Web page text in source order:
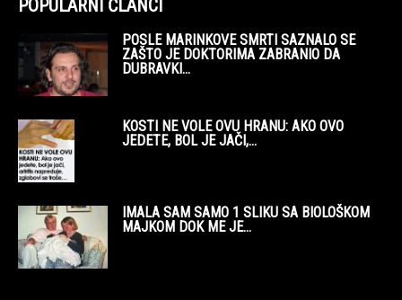
POPULARNI ČLANCI
POSLE MARINKOVE SMRTI SAZNALO SE
ZAŠTO JE DOKTORIMA ZABRANIO DA
DUBRAVKI...
KOSTI NE VOLE OVU HRANU: AKO OVO
JEDETE, BOL JE JAČI,...
IMALA SAM SAMO 1 SLIKU SA BIOLOŠKOM
MAJKOM DOK ME JE...